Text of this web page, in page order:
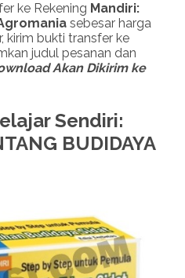
ke Rekening Mandiri:
sebesar harga
kirim bukti transfer ke
judul pesanan dan
Akan Dikirim ke
Sendiri:
BUDIDAYA